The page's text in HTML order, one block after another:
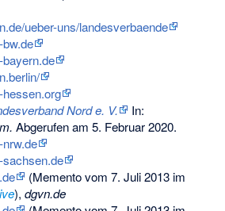
ueber-uns/landesverbaende
Nord e. V.
In:
Abgerufen am 5. Februar 2020.
(Mementovom 7. Juli 2013 im
),dgvn.de